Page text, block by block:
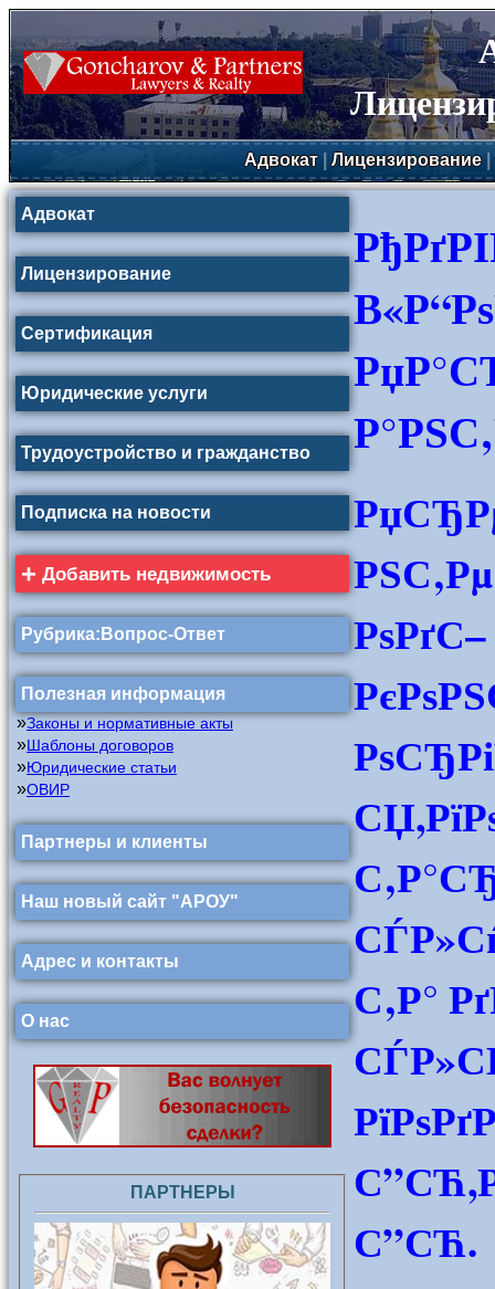
Адвокат|Лицензирование|
Адвокат
Лицензирование
Сертификация
Юридические услуги
Трудоустройство и гражданство
Подписка на новости
+ Добавить недвижимость
Рубрика:Вопрос-Ответ
Полезная информация
»Законы и нормативные акты
»Шаблоны договоров
»Юридические статьи
»ОВИР
Партнеры и клиенты
Наш новый сайт "АРОУ"
Адрес и контакты
О нас
ПАРТНЕРЫ
С‚Р°
С”СЋ.